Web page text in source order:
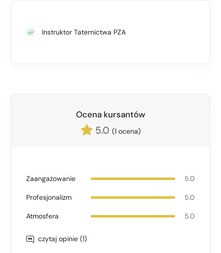
Instruktor Taternictwa PZA
Ocena kursantów
5.0 (1 ocena)
Zaangażowanie 5.0
Profesjonalizm 5.0
Atmosfera 5.0
czytaj opinie (1)